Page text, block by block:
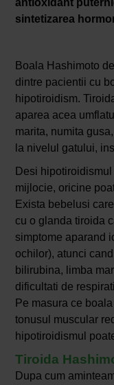
sintetizarea
Boala Hashimoto
dintre pacientii cu
hipotiroidism.
aparea acea
marita, numita
la nivelul gatului,
Desi
mijlocie, oricine
Exista bebelusi
cu o glanda tiroida
simptome aparand
ochilor), atunci
bilirubina, limba
dificultati de
Pe masura ce
tonusul muscular
hipotiroidismul
Tiroida
Dupa cum